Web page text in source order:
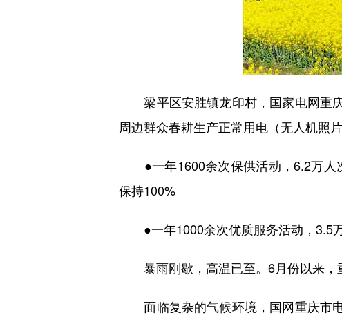
梁平区安胜镇龙印村，国家电网重庆
周边群众春耕生产正常用电（无人机照
●一年1600余次保供活动，6.2万人
保持100%
●一年1000余次优质服务活动，3.5
暴雨刚歇，高温已至。6月份以来，
面临复杂的气候环境，国网重庆市电